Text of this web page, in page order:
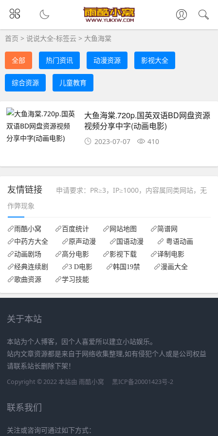
首页 > 说说大全-标签云 > 大鱼海棠
全部 热门资讯 动漫资源 影视大全
综合资源 儿童教育
大鱼海棠.720p.国英双语BD网盘资源
视频分享中字(动画电影)
2023-07-07 410
友情链接
申请要求：PR≥3，IP≥1000，内容属同类网站，无
作弊现象
雨酷小窝 百度统计 网站地图
简谱网
中药方大全
原声动漫 国语动漫
粤语动画
动画剧场
高分电影 影视下载
译制电影
经典连续剧
3 D电影 韩国19禁
漫画大全
歌曲资源
学习技能
关于本站
本站为个人博客，因个人喜爱所以建立小站娱乐。
站内文章资源都是来自于网络收集整理,如有侵犯个人或是公司权益
请联系站长删除下架！
Copyright © 2022 本站由 雨酷小窝 黑ICP备20001423号-2
联系我们
关注或咨询可通过如下方式：